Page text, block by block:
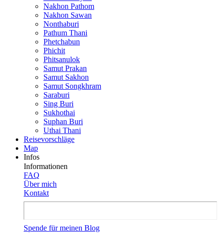
Nakhon Pathom
Nakhon Sawan
Nonthaburi
Pathum Thani
Phetchabun
Phichit
Phitsanulok
Samut Prakan
Samut Sakhon
Samut Songkhram
Saraburi
Sing Buri
Sukhothai
Suphan Buri
Uthai Thani
Reisevor­schläge
Map
Infos
Informationen
FAQ
Über mich
Kontakt
Spende für meinen Blog